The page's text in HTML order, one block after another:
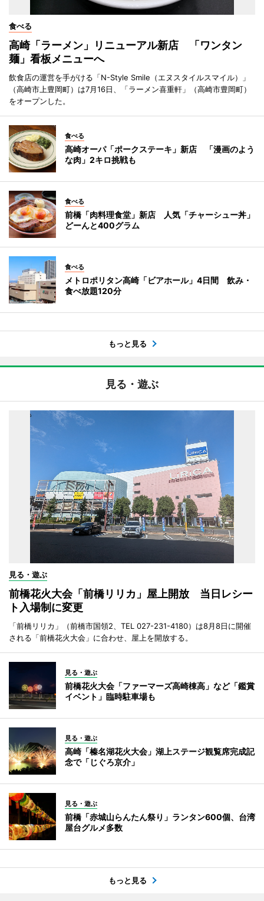
食べる
高崎「ラーメン」リニューアル新店 「ワンタン
麺」看板メニューへ
飲食店の運営を手がける「N-Style Smile（エヌスタイルスマイル）」
（高崎市上豊岡町）は7月16日、「ラーメン喜重軒」（高崎市豊岡町）
をオープンした。
食べる
高崎オーパ「ポークステーキ」新店 「漫画のよう
な肉」2キロ挑戦も
食べる
前橋「肉料理食堂」新店 人気「チャーシュー丼」
どーんと400グラム
食べる
メトロポリタン高崎「ビアホール」4日間 飲み・
食べ放題120分
もっと見る
見る・遊ぶ
見る・遊ぶ
前橋花火大会「前橋リリカ」屋上開放 当日レシー
ト入場制に変更
「前橋リリカ」（前橋市国領2、TEL 027-231-4180）は8月8日に開催
される「前橋花火大会」に合わせ、屋上を開放する。
見る・遊ぶ
前橋花火大会「ファーマーズ高崎棟高」など「鑑賞
イベント」臨時駐車場も
見る・遊ぶ
高崎「榛名湖花火大会」湖上ステージ観覧席完成記
念で「じぐろ京介」
見る・遊ぶ
前橋「赤城山らんたん祭り」ランタン600個、台湾
屋台グルメ多数
もっと見る